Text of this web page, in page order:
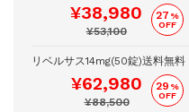
¥38,980
¥53,100
27%
OFF
リベルサス14mg(50錠)送料無料
¥62,980
¥88,500
29%
OFF